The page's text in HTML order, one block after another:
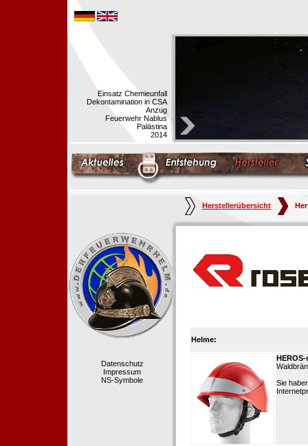
Einsatz Chemieunfall
Dekontamination in CSA
Anzug
Feuerwehr Nablus
Palästina
2014
Herstellerübersicht
Datenschutz
Impressum
NS-Symbole
Helme:
Sie